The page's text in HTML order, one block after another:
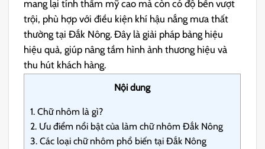
mang lại tính thẩm mỹ cao mà còn có độ bền vượt
trội, phù hợp với điều kiện khí hậu nắng mưa thất
thường tại Đắk Nông. Đây là giải pháp bảng hiệu
hiệu quả, giúp nâng tầm hình ảnh thương hiệu và
thu hút khách hàng.
Nội dung
1. Chữ nhôm là gì?
2. Ưu điểm nổi bật của làm chữ nhôm Đắk Nông
3. Các loại chữ nhôm phổ biến tại Đắk Nông